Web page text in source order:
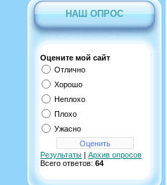
НАШ ОПРОС
Оцените мой сайт
Отлично
Хорошо
Неплохо
Плохо
Ужасно
Результаты | Архив опросов
Всего ответов: 64